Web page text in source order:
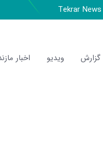
Tekrar
گزارش ویدیو اخبار